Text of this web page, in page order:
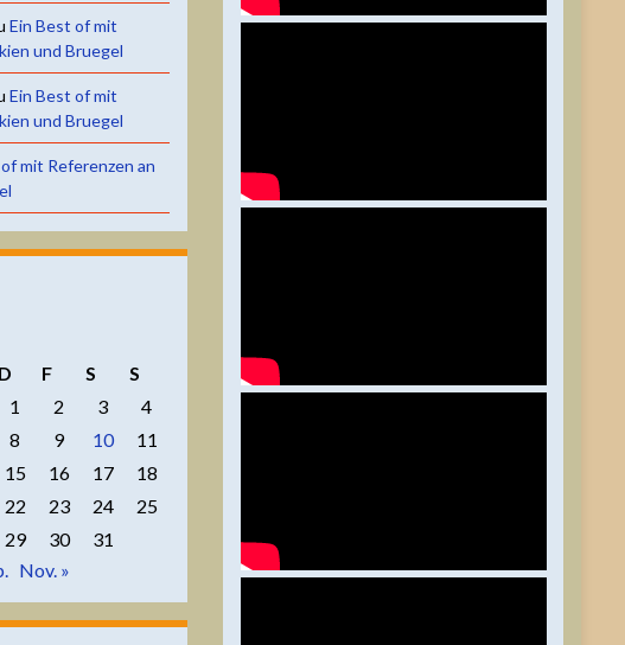
Ein Best of mit
und Bruegel
Ein Best of mit
und Bruegel
mit Referenzen an
D F S
S
1
2 3
4
8 9 10
11
15 16 17
18
22 23 24
25
29 30
31
Nov. »